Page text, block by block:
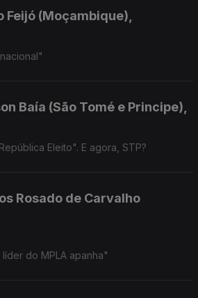
Feijó (Moçambique),
Baía (São Tomé e Principe),
Eleito". E agora, STP?
Rosado de Carvalho
do MPLA apanha"